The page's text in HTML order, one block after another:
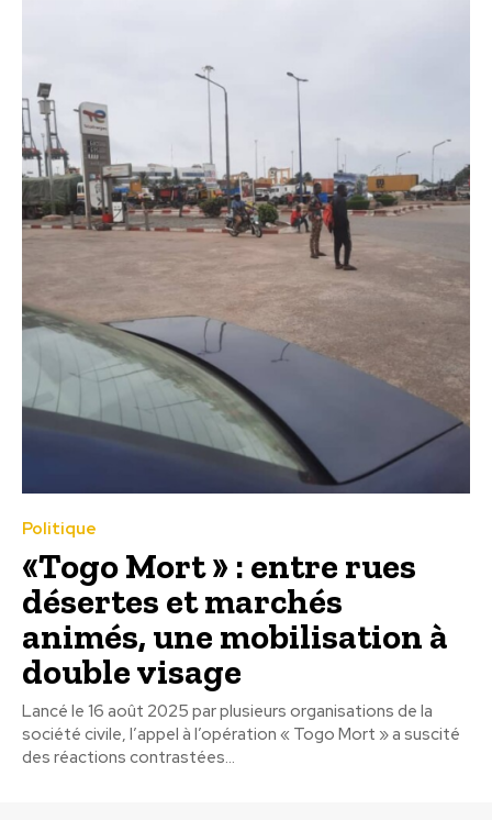
Politique
«Togo Mort » : entre rues
désertes et marchés
animés, une mobilisation à
double visage
Lancé le 16 août 2025 par plusieurs organisations de la
société civile, l’appel à l’opération « Togo Mort » a suscité
des réactions contrastées...